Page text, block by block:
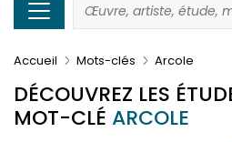
Accueil Mots-clés Arcole
DÉCOUVREZ LES
MOT-CLÉ ARCOLE